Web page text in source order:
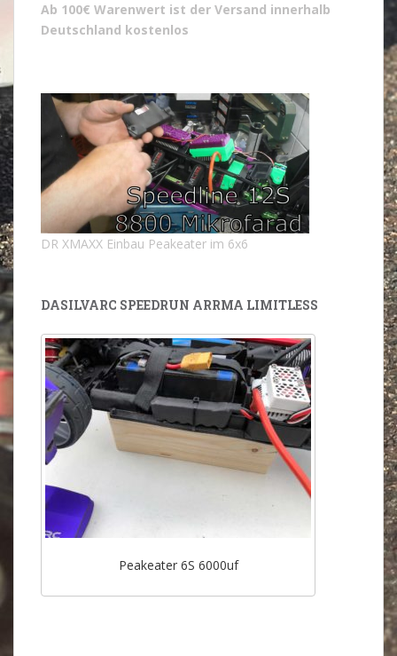
Ab 100€ Warenwert ist der Versand innerhalb
Deutschland kostenlos
DR XMAXX Einbau Peakeater im 6x6
DASILVARC SPEEDRUN ARRMA LIMITLESS
Peakeater 6S 6000uf